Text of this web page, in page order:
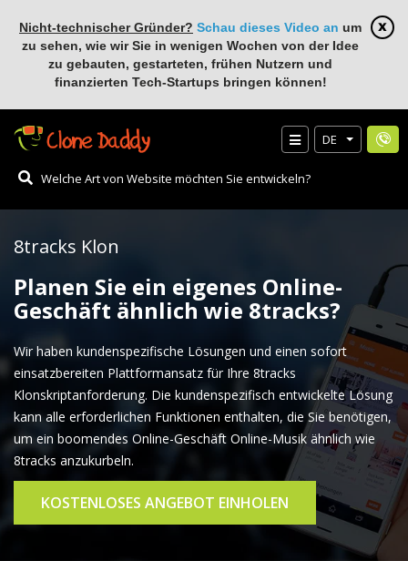
Nicht-technischer Gründer? Schau dieses Video an um
zu sehen, wie wir Sie in wenigen Wochen von der Idee
zu gebauten, gestarteten, frühen Nutzern und
finanzierten Tech-Startups bringen können!
DE
8tracks Klon
Planen Sie ein eigenes Online-
Geschäft ähnlich wie 8tracks?
Wir haben kundenspezifische Lösungen und einen sofort
einsatzbereiten Plattformansatz für Ihre 8tracks
Klonskriptanforderung. Die kundenspezifisch entwickelte Lösung
kann alle erforderlichen Funktionen enthalten, die Sie benötigen,
um ein boomendes Online-Geschäft Online-Musik ähnlich wie
8tracks anzukurbeln.
KOSTENLOSES ANGEBOT EINHOLEN